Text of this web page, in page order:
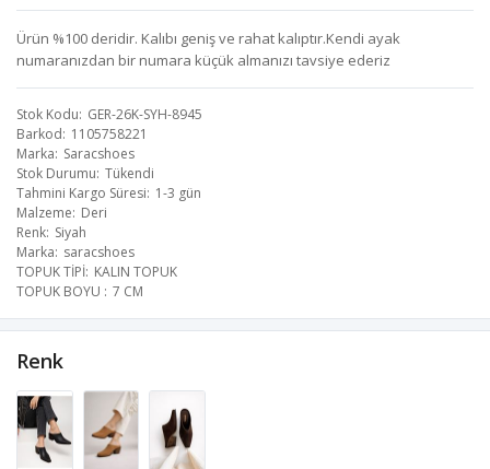
Ürün %100 deridir. Kalıbı geniş ve rahat kalıptır.Kendi ayak
numaranızdan bir numara küçük almanızı tavsiye ederiz
Stok Kodu GER-26K-SYH-8945
Barkod 1105758221
Marka Saracshoes
Stok Durumu Tükendi
Tahmini Kargo Süresi 1-3 gün
Malzeme Deri
Renk Siyah
Marka saracshoes
TOPUK TİPİ KALIN TOPUK
TOPUK BOYU
7 CM
Renk